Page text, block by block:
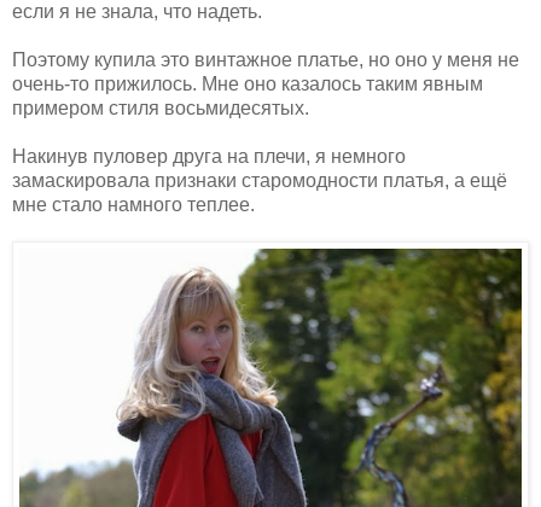
если я не знала, что надеть.
Поэтому купила это винтажное платье, но оно у меня не
очень-то прижилось. Мне оно казалось таким явным
примером стиля восьмидесятых.
Накинув пуловер друга на плечи, я немного
замаскировала признаки старомодности платья, а ещё
мне стало намного теплее.